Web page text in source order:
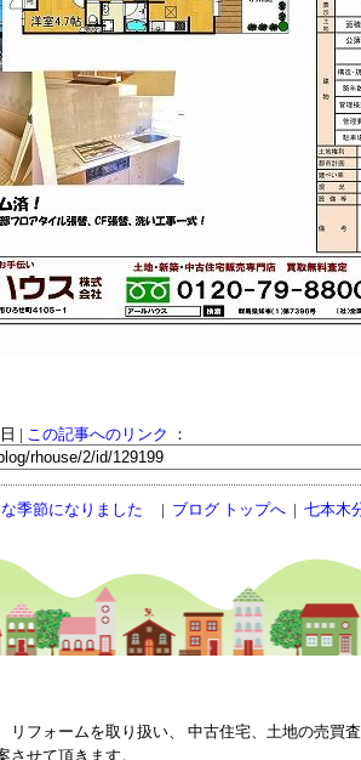
| この記事へのリンク ：
季節になりました ブログ トップへ 七本木
リフォームを取り扱い、 中古住宅、土地の売買